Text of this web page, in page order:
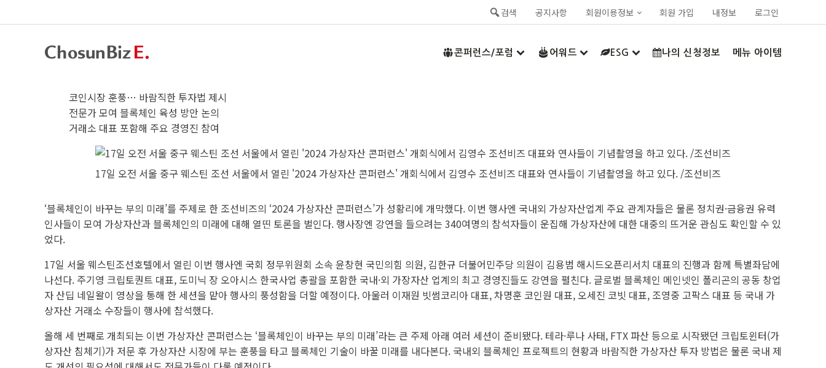
검색 공지사항 회원이용정보 회원 가입 내정보 로그인
콘퍼런스/포럼 어워드 ESG 나의 신청정보 메뉴 아이템
코인시장 훈풍… 바람직한 투자법 제시
전문가 모여 블록체인 육성 방안 논의
거래소 대표 포함해 주요 경영진 참여
17일 오전 서울 중구 웨스틴 조선 서울에서 열린 '2024 가상자산 콘퍼런스' 개회식에서 김영수 조선비즈 대표와 연사들이 기념촬영을 하고 있다. /조선비즈
‘블록체인이 바꾸는 부의 미래’를 주제로 한 조선비즈의 ‘2024 가상자산 콘퍼런스’가 성황리에 개막했다. 이번 행사엔 국내외 가상자산업계 주요 관계자들은 물론 정치권·금융권 유력
인사들이 모여 가상자산과 블록체인의 미래에 대해 열띤 토론을 벌인다. 행사장엔 강연을 들으려는 340여명의 참석자들이 운집해 가상자산에 대한 대중의 뜨거운 관심도 확인할 수 있
었다.
17일 서울 웨스틴조선호텔에서 열린 이번 행사엔 국회 정무위원회 소속 윤창현 국민의힘 의원, 김한규 더불어민주당 의원이 김용범 해시드오픈리서치 대표의 진행과 함께 특별좌담에
나선다. 주기영 크립토퀀트 대표, 도미닉 장 오아시스 한국사업 총괄을 포함한 국내·외 가장자산 업계의 최고 경영진들도 강연을 펼친다. 글로벌 블록체인 메인넷인 폴리곤의 공동 창업
자 산딥 네일왈이 영상을 통해 한 세션을 맡아 행사의 풍성함을 더할 예정이다. 아울러 이재원 빗썸코리아 대표, 차명훈 코인원 대표, 오세진 코빗 대표, 조영중 고팍스 대표 등 국내 가
상자산 거래소 수장들이 행사에 참석했다.
올해 세 번째로 개최되는 이번 가상자산 콘퍼런스는 ‘블록체인이 바꾸는 부의 미래’라는 큰 주제 아래 여러 세션이 준비됐다. 테라·루나 사태, FTX 파산 등으로 시작됐던 크립토윈터(가
상자산 침체기)가 저문 후 가상자산 시장에 부는 훈풍을 타고 블록체인 기술이 바꿀 미래를 내다본다. 국내외 블록체인 프로젝트의 현황과 바람직한 가상자산 투자 방법은 물론 국내 제